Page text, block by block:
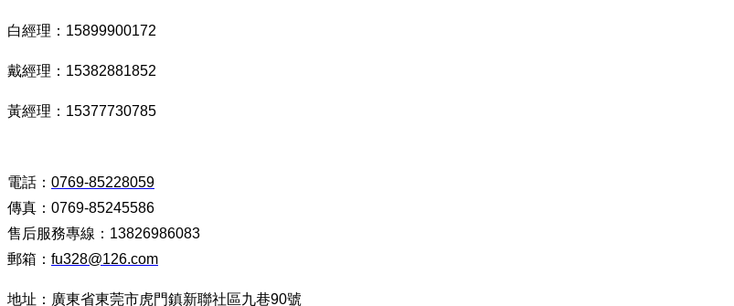
白經理：15899900172
戴經理：15382881852
黃經理：15377730785
電話： 0769-85228059
傳真：0769-85245586
售后服務專線：13826986083
郵箱： fu328@126.com
地址：廣東省東莞市虎門鎮新聯社區九巷90號